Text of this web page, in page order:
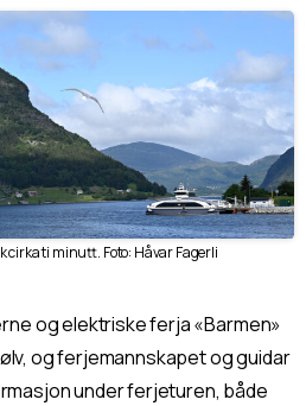
cirka ti minutt. Foto: Håvar Fagerli
og elektriske ferja «Barmen»
og ferjemannskapet og guidar
under ferjeturen, både